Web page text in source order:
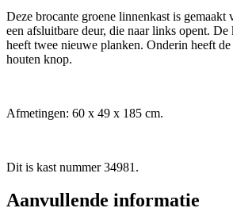
Deze brocante groene linnenkast is gemaakt
een afsluitbare deur, die naar links opent. De
heeft twee nieuwe planken. Onderin heeft de
houten knop.
Afmetingen: 60 x 49 x 185 cm.
Dit is kast nummer 34981.
Aanvullende informatie